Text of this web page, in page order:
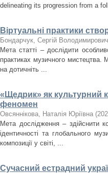
delineating its progression from a
Віртуальні практики
Бондарчук, Сергій Володимирович
Мета статті – дослідити
практиках музичного мистецтва.
на дотичніть ...
«Щедрик» як культурний
феномен
Овсяннікова, Наталія Юріївна (
Мета дослідження – здійснити
ідентичності та глобального
композиції у світі, ...
Сучасний естрадний